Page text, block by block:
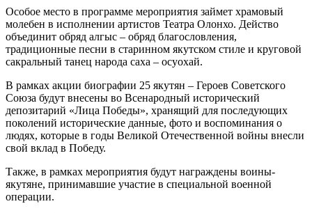
Особое место в программе мероприятия займет храмовый
молебен в исполнении артистов Театра Олонхо. Действо
объединит обряд алгыс – обряд благословления,
традиционные песни в старинном якутском стиле и круговой
сакральный танец народа саха – осуохай.
В рамках акции биографии 25 якутян – Героев Советского
Союза будут внесены во Всенародный исторический
депозитарий «Лица Победы», хранящий для последующих
поколений исторические данные, фото и воспоминания о
людях, которые в годы Великой Отечественной войны внесли
свой вклад в Победу.
Также, в рамках мероприятия будут награждены воины-
якутяне, принимавшие участие в специальной военной
операции.